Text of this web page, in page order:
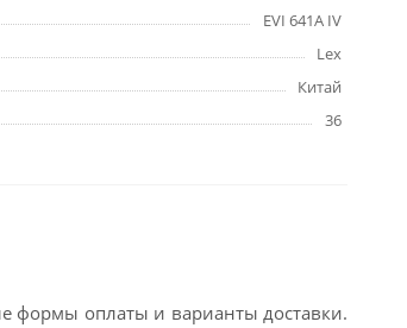
EVI 641A IV
Lex
Китай
36
формы оплаты и варианты доставки.